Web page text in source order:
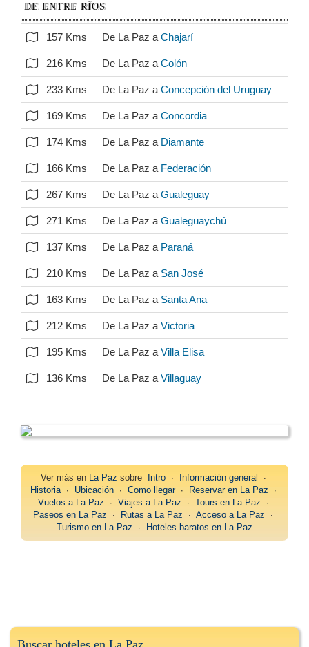
DE ENTRE RÍOS
157 Kms De La Paz a Chajarí
216 Kms De La Paz a Colón
233 Kms De La Paz a Concepción del Uruguay
169 Kms De La Paz a Concordia
174 Kms De La Paz a Diamante
166 Kms De La Paz a Federación
267 Kms De La Paz a Gualeguay
271 Kms De La Paz a Gualeguaychú
137 Kms De La Paz a Paraná
210 Kms De La Paz a San José
163 Kms De La Paz a Santa Ana
212 Kms De La Paz a Victoria
195 Kms De La Paz a Villa Elisa
136 Kms De La Paz a Villaguay
Ver más en La Paz sobre Intro∙ Información general
∙
Historia∙ Ubicación∙ Como llegar∙ Reservar en La Paz ∙
Vuelos a La Paz ∙ Viajes a La Paz ∙ Tours en La Paz ∙
Paseos en La Paz ∙ Rutas a La Paz ∙ Acceso a La Paz ∙
Turismo en La Paz ∙ Hoteles baratos en La Paz
Buscar hoteles en La Paz